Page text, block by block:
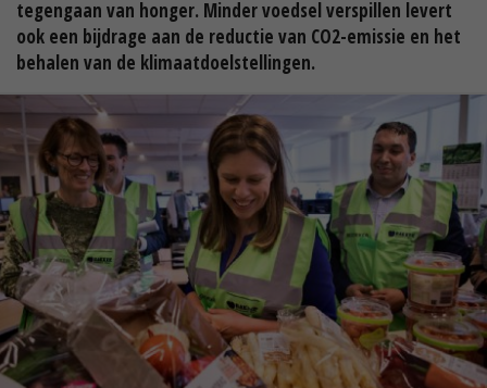
tegengaan van honger. Minder voedsel verspillen levert
ook een bijdrage aan de reductie van CO2-emissie en het
behalen van de klimaatdoelstellingen.